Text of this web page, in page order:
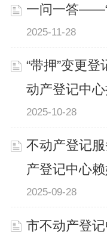
一问一答
2025-11-28
“带押”变更
动产登记中
2025-10-28
不动产登记
产登记中心
2025-09-28
市不动产登